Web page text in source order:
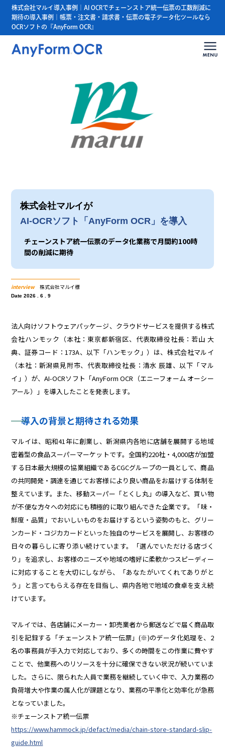
株式会社マルイ導入事例｜AI OCRでチェーンストア統一伝票の工数削減に
期待の導入事例｜帳票・注文書・請求書・伝票の電子データ化ツールなら
OCRソフトの『AnyForm OCR』
株式会社マルイが
AI-OCRソフト「AnyForm OCR」を導入
チェーンストア統一伝票のデータ化業務で月間約100時
間の削減に期待
interview株式会社マルイ様
Date 2026 . 6 . 9
法人向けソフトウェアパッケージ、クラウドサービスを提供する株式
会社ハンモック（本社：東京都新宿区、代表取締役社長：若山 大
典、証券コード：173A、以下「ハンモック」）は、株式会社マルイ
（本社：新潟県見附市、代表取締役社長：清水 辰雄、以下「マル
イ」）が、AI-OCRソフト「AnyForm OCR（エニーフォーム オーシー
アール）」を導入したことを発表します。
導入の背景と期待される効果
マルイは、昭和41年に創業し、新潟県内各地に店舗を展開する地域
密着型の食品スーパーマーケットです。全国約220社・4,000店が加盟
する日本最大規模の協業組織であるCGCグループの一員として、商品
の共同開発・調達を通じてお客様により良い商品をお届けする体制を
整えています。また、移動スーパー「とくし丸」の導入など、買い物
が不便な方々への対応にも積極的に取り組んできた企業です。「味・
鮮度・品質」でおいしいものをお届けするという姿勢のもと、グリー
ンカード・コジカカードといった独自のサービスを展開し、お客様の
日々の暮らしに寄り添い続けています。「選んでいただける店づく
り」を追求し、お客様のニーズや地域の嗜好に柔軟かつスピーディー
に対応することを大切にしながら、「あなたがいてくれてありがと
う」と言ってもらえる存在を目指し、県内各地で地域の食卓を支え続
けています。
マルイでは、各店舗にメーカー・卸売業者から郵送などで届く商品取
引を記録する「チェーンストア統一伝票」(※)のデータ化処理を、2
名の事務員が手入力で対応しており、多くの時間をこの作業に費やす
ことで、他業務へのリソースを十分に確保できない状況が続いていま
した。さらに、限られた人員で業務を継続していく中で、入力業務の
負荷増大や作業の属人化が課題となり、業務の平準化と効率化が急務
となっていました。
※チェーンストア統一伝票
https://www.hammock.jp/defact/media/chain-store-standard-slip-
guide.html